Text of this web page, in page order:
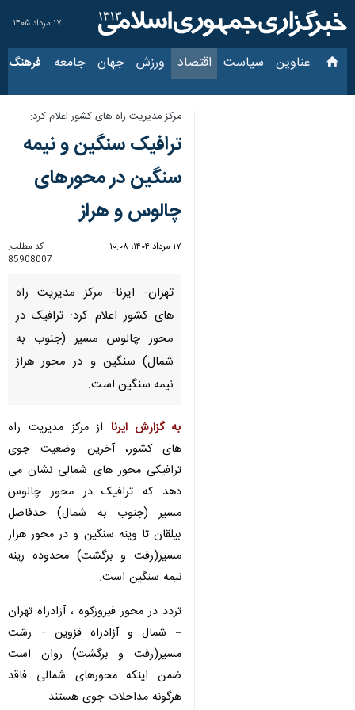
۱۷ مرداد ۱۴۰۵
عناوین‌ سیاست اقتصاد ورزش جهان جامعه فرهنگ
مرکز مدیریت راه های کشور اعلام کرد:
ترافیک سنگین و نیمه
سنگین در محورهای
چالوس و هراز
۱۷ مرداد ۱۴۰۴، ۱۰:۰۸
کد مطلب:
85908007
های کشور اعلام کرد: ترافیک در
محور چالوس مسیر (جنوب به
شمال) سنگین و در محور هراز
نیمه سنگین است.
به گزارش ایرنا از مرکز مدیریت راه های
کشور، آخرین وضعیت جوی ترافیکی
محور های شمالی نشان می دهد که
ترافیک در محور چالوس مسیر (جنوب
به شمال) حدفاصل بیلقان تا وینه
سنگین و در محور هراز مسیر(رفت و
برگشت) محدوده رینه نیمه سنگین
است.